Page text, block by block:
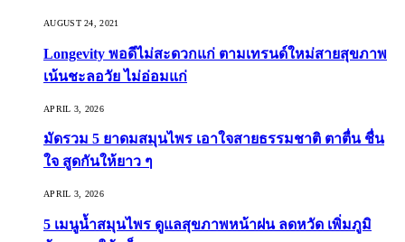
AUGUST 24, 2021
Longevity พอดีไม่สะดวกแก่ ตามเทรนด์ใหม่สายสุขภาพ
เน้นชะลอวัย ไม่อ่อมแก่
APRIL 3, 2026
มัดรวม 5 ยาดมสมุนไพร เอาใจสายธรรมชาติ ตาตื่น ชื่น
ใจ สูดกันให้ยาว ๆ
APRIL 3, 2026
5 เมนูน้ำสมุนไพร ดูแลสุขภาพหน้าฝน ลดหวัด เพิ่มภูมิ